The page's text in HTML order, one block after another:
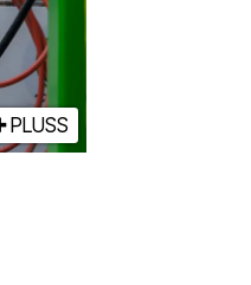
PLUSS